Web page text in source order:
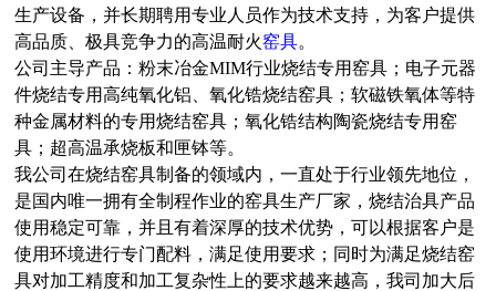
生产设备，并长期聘用专业人员作为技术支持，为客户提供
高品质、极具竞争力的高温耐火窑具。
公司主导产品：粉末冶金MIM行业烧结专用窑具；电子元器
件烧结专用高纯氧化铝、氧化锆烧结窑具；软磁铁氧体等特
种金属材料的专用烧结窑具；氧化锆结构陶瓷烧结专用窑
具；超高温承烧板和匣钵等。
我公司在烧结窑具制备的领域内，一直处于行业领先地位，
是国内唯一拥有全制程作业的窑具生产厂家，烧结治具产品
使用稳定可靠，并且有着深厚的技术优势，可以根据客户是
使用环境进行专门配料，满足使用要求；同时为满足烧结窑
具对加工精度和加工复杂性上的要求越来越高，我司加大后